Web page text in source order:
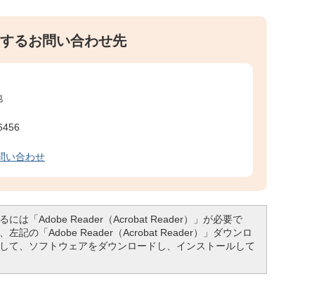
るお問い合わせ先
い合わせ
には「Adobe Reader（Acrobat Reader）」が必要で
左記の「Adobe Reader（Acrobat Reader）」ダウンロ
て、ソフトウェアをダウンロードし、インストールして